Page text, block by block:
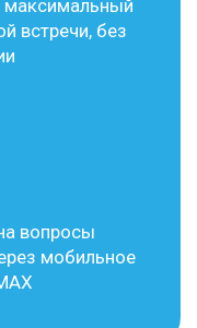
максимальный
встречи, без
вопросы
мобильное